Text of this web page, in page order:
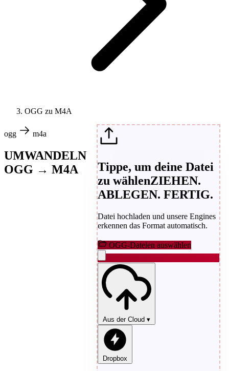
OGG zu M4A
ogg m4a
UMWANDELN
OGG → M4A
Tippe, um deine Datei
zu wählenZIEHEN.
ABLEGEN. FERTIG.
Datei hochladen und unsere Engines
erkennen das Format automatisch.
OGG-Dateien auswählen
Aus der Cloud ▾
Dropbox